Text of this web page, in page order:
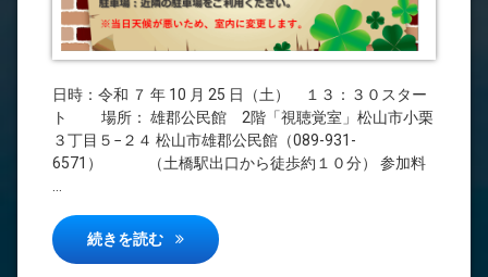
日時：令和 ７ 年 10 月 25 日（土） １３：３０スター
ト 場所： 雄郡公民館 2階「視聴覚室」松山市小栗
３丁目５−２４ 松山市雄郡公民館（089-931-
6571） （土橋駅出口から徒歩約１０分） 参加料
…
続きを読む １０月 オカリナ喫茶（悪天候のため雄郡公民